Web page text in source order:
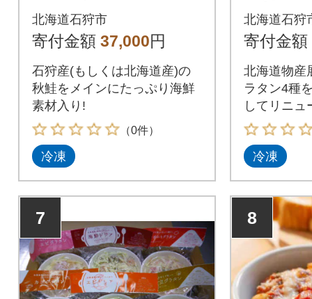
01
北海道石狩市
寄付金額 37,000円
石狩産(もしくは北海道産)の
秋鮭をメインにたっぷり海鮮
素材入り!
（0件）
冷凍
エビ・
北海道石狩
寄付金額
北海道物産
ラタン4種
してリニュ
冷凍
7 8